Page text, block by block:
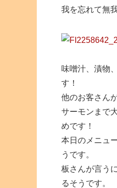
我を忘れて無
味噌汁、漬物
す！
他のお客さん
サーモンまで
めです！
本日のメニュ
うです。
板さんが言う
るそうです。